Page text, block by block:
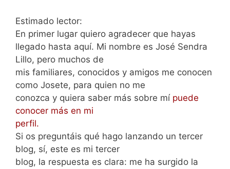
Estimado lector:
En primer lugar quiero agradecer que hayas
llegado hasta aquí. Mi nombre es José Sendra
Lillo, pero muchos de
mis familiares, conocidos y amigos me conocen
como Josete, para quien no me
conozca y quiera saber más sobre mí puede
conocer más en mi
perfil.
Si os preguntáis qué hago lanzando un tercer
blog, sí, este es mi tercer
blog, la respuesta es clara: me ha surgido la